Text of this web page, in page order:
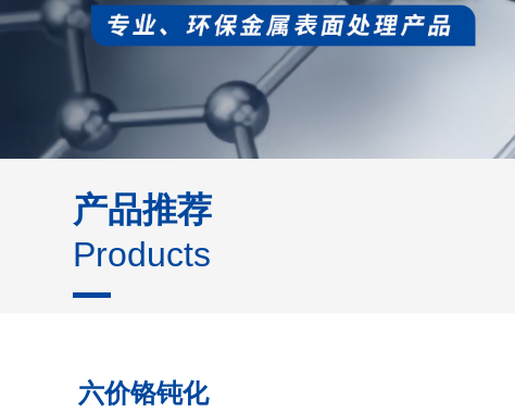
产品推荐
Products
六价铬钝化